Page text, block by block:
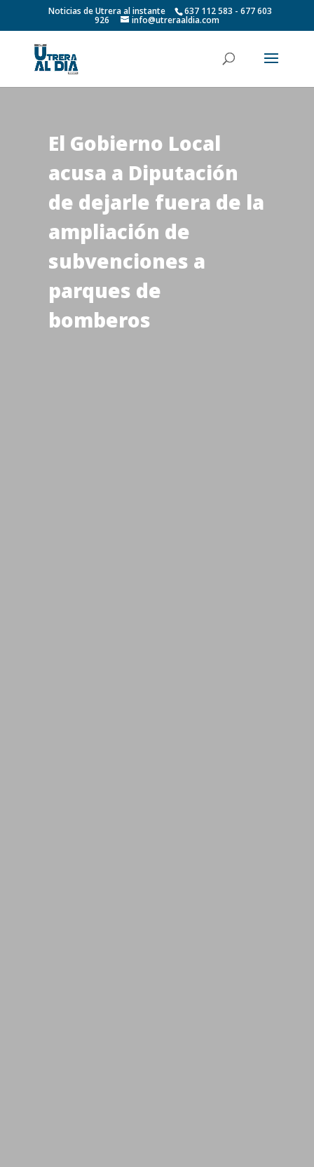
Noticias de Utrera al instante 637 112 583 - 677 603
926 info@utreraaldia.com
El Gobierno Local
acusa a Diputación
de dejarle fuera de la
ampliación de
subvenciones a
parques de
bomberos